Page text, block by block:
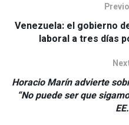
Venezuela: el gobierno
laboral a tres días
Horacio Marín advierte
“No puede ser que